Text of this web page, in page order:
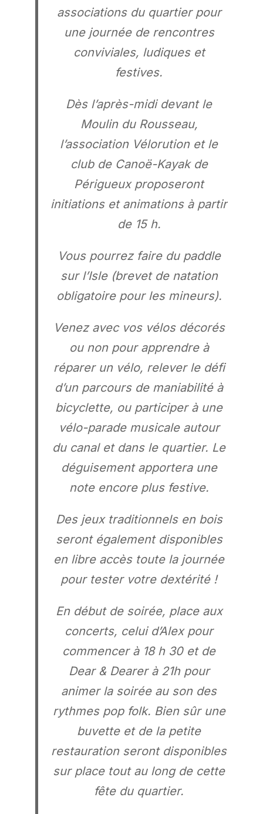
associations du quartier pour
une journée de rencontres
conviviales, ludiques et
festives.
Dès l’après-midi devant le
Moulin du Rousseau,
l’association Vélorution et le
club de Canoë-Kayak de
Périgueux proposeront
initiations et animations à partir
de 15 h.
Vous pourrez faire du paddle
sur l’Isle (brevet de natation
obligatoire pour les mineurs).
Venez avec vos vélos décorés
ou non pour apprendre à
réparer un vélo, relever le défi
d’un parcours de maniabilité à
bicyclette, ou participer à une
vélo-parade musicale autour
du canal et dans le quartier. Le
déguisement apportera une
note encore plus festive.
Des jeux traditionnels en bois
seront également disponibles
en libre accès toute la journée
pour tester votre dextérité !
En début de soirée, place aux
concerts, celui d’Alex pour
commencer à 18 h 30 et de
Dear & Dearer à 21h pour
animer la soirée au son des
rythmes pop folk. Bien sûr une
buvette et de la petite
restauration seront disponibles
sur place tout au long de cette
fête du quartier.